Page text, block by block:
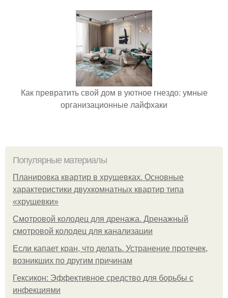
Как превратить свой дом в уютное гнездо: умные
организационные лайфхаки
Популярные материалы
Планировка квартир в хрущевках. Основные
характеристики двухкомнатных квартир типа
«хрущевки»
Смотровой колодец для дренажа. Дренажный
смотровой колодец для канализации
Если капает кран, что делать. Устранение протечек,
возникших по другим причинам
Гексикон: Эффективное средство для борьбы с
инфекциями